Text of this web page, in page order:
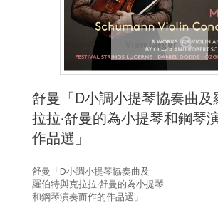
View larger
舒曼「D小調小提琴協奏曲
拉拉‧舒曼的為小提琴和鋼琴
作品選」
舒曼「D小調小提琴協奏曲及
羅伯特與克拉拉‧舒曼的為小提琴
和鋼琴演奏而作的作品選」